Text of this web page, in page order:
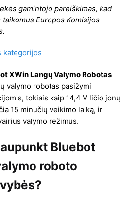
gamintojo pareiškimas, kad
Europos Komisijos
kategorijos
XWin Langų Valymo Robotas
valymo robotas pasižymi
tokiais kaip 14,4 V ličio jonų
15 minučių veikimo laiką, ir
valymo režimus.
Bluebot
roboto